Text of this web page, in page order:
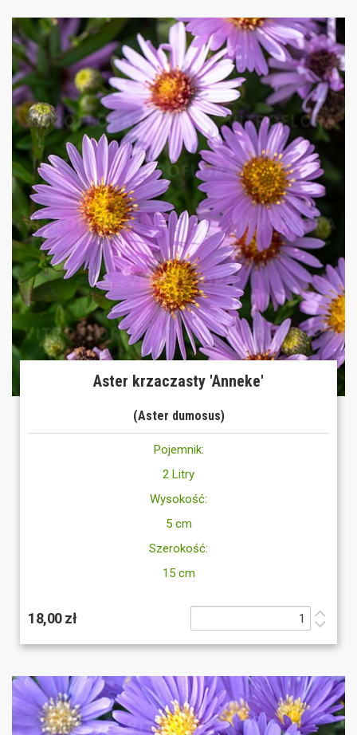
Aster krzaczasty 'Anneke'
(Aster dumosus)
Pojemnik:
2 Litry
Wysokość:
5 cm
Szerokość:
15 cm
18,00 zł